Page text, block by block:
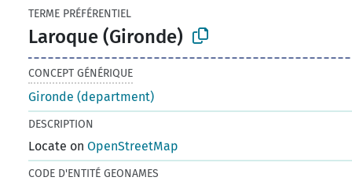
TERME PRÉFÉRENTIEL
Laroque (Gironde)
CONCEPT GÉNÉRIQUE
Gironde (department)
DESCRIPTION
Locate onOpenStreetMap
CODE D'ENTITÉ GEONAMES